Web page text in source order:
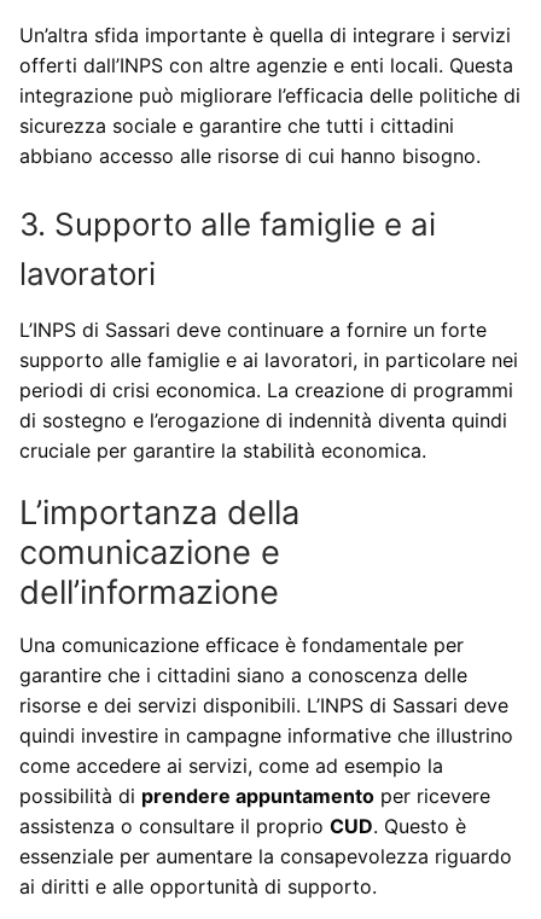
Un’altra sfida importante è quella di integrare i servizi
offerti dall’INPS con altre agenzie e enti locali. Questa
integrazione può migliorare l’efficacia delle politiche di
sicurezza sociale e garantire che tutti i cittadini
abbiano accesso alle risorse di cui hanno bisogno.
3. Supporto alle famiglie e ai
lavoratori
L’INPS di Sassari deve continuare a fornire un forte
supporto alle famiglie e ai lavoratori, in particolare nei
periodi di crisi economica. La creazione di programmi
di sostegno e l’erogazione di indennità diventa quindi
cruciale per garantire la stabilità economica.
L’importanza della
comunicazione e
dell’informazione
Una comunicazione efficace è fondamentale per
garantire che i cittadini siano a conoscenza delle
risorse e dei servizi disponibili. L’INPS di Sassari deve
quindi investire in campagne informative che illustrino
come accedere ai servizi, come ad esempio la
possibilità di prendere appuntamento per ricevere
assistenza o consultare il proprio CUD. Questo è
essenziale per aumentare la consapevolezza riguardo
ai diritti e alle opportunità di supporto.